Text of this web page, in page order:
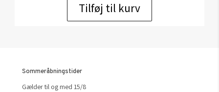
Tilføj til kurv
Sommeråbningstider
Gælder til og med 15/8